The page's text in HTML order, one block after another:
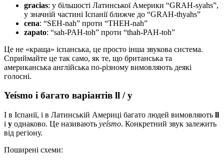
gracias: у більшості Латинської Америки “GRAH-syahs”,
у значній частині Іспанії ближче до “GRAH-thyahs”
cena: “SEH-nah” проти “THEH-nah”
zapato: “sah-PAH-toh” проти “thah-PAH-toh”
Це не «краща» іспанська, це просто інша звукова система.
Сприймайте це так само, як те, що британська та
американська англійська по-різному вимовляють деякі
голосні.
Yeísmo і багато варіантів ll / y
І в Іспанії, і в Латинській Америці багато людей вимовляють ll
і y однаково. Це називають yeísmo. Конкретний звук залежить
від регіону.
Поширені схеми: